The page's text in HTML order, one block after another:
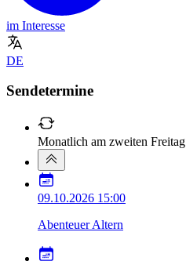
im Interesse
DE
Sendetermine
Monatlich am zweiten Freitag
09.10.2026 15:00
Abenteuer Altern